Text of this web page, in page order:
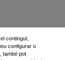
contingut,
configurar o
també pot